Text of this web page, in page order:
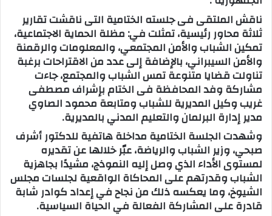
ناقش الملتقى فى جلسته الختامية التى ناقشت تقارير
ثلاثة محاور رئيسية، تمثلت في: مظلة الحماية الاجتماعية،
تمكين الشباب والأمن المجتمعي، والمعلومات والرقمنة
والأمن السيبراني، بالإضافة إلى عدد من الاقتراحات برغبة
تناولت قضايا متنوعة تمس الشباب والمجتمع، جاءت
مشاركة وفد المحافظة فى الختام بإشراف مصطفى
غريب وكيل المديرية للشباب ومتابعة محمود الصاوي
مدير إدارة البرلمان والتعليم المدني بالمديرية.
وشهدت الجلسة الختامية مداخلة هاتفية للدكتور أشرف
صبحي، وزير الشباب والرياضة، عبّر خلالها عن تقديره
لمستوى الأداء الذي وصل إليه النموذج، مشيدًا بجاهزية
الشباب وقدرتهم على المحاكاة الواقعية لجلسات مجلس
الشيوخ، وما يعكسه ذلك من نجاح في إعداد كوادر شابة
قادرة على المشاركة الفعالة في الحياة السياسية.